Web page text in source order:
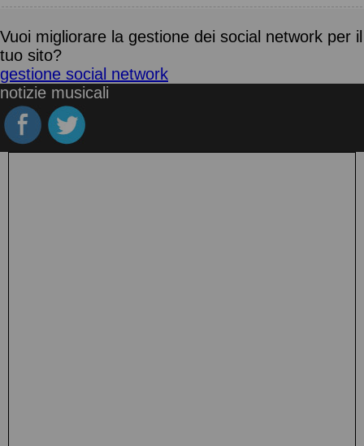
Vuoi migliorare la gestione dei social network per il
tuo sito?
gestione social network
notizie musicali